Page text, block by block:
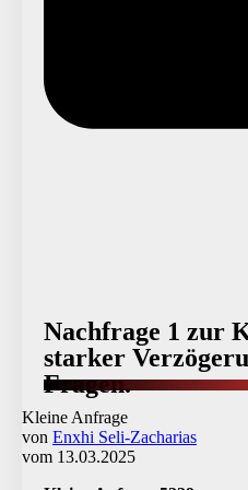
Nachfrage 1 zur
starker
Fragen.
Kleine Anfrage
von Enxhi Seli-Zacharias
vom 13.03.2025